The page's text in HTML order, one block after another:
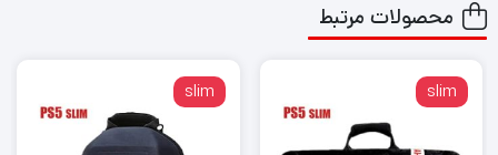
محصولات مرتبط
slim
slim